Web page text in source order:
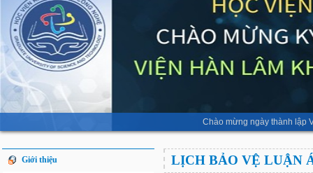
Chào mừng ngày thành lập
Giới thiệu LỊCH BẢO VỆ LUẬN